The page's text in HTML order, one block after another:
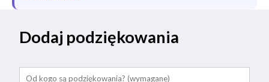
Dodaj podziękowania